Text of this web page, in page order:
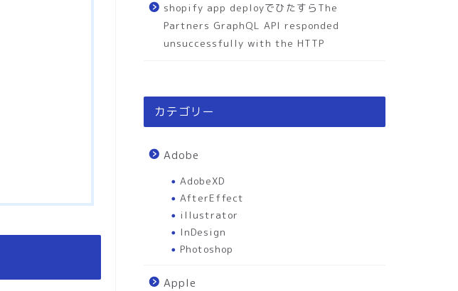
shopify app deployでひたすらThe
Partners GraphQL API responded
unsuccessfully with the HTTP
カテゴリー
Adobe
AdobeXD
AfterEffect
illustrator
InDesign
Photoshop
Apple